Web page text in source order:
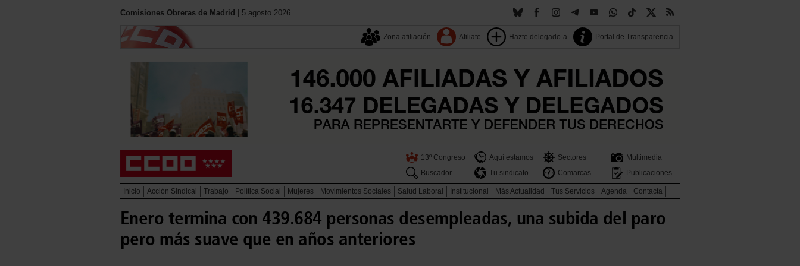
Comisiones Obreras de Madrid | 5 agosto 2026.
Zona afiliación Afiliate Hazte delegado-a Portal de Transparencia
13º Congreso Aquí estamos Sectores
Multimedia
Buscador
Tu sindicato Comarcas Publicaciones
Inicio Acción Sindical Trabajo Política Social Mujeres Movimientos Sociales Salud Laboral Institucional Más Actualidad Tus Servicios Agenda Contacta
Enero termina con 439.684 personas desempleadas, una subida del paro
pero más suave que en años anteriores